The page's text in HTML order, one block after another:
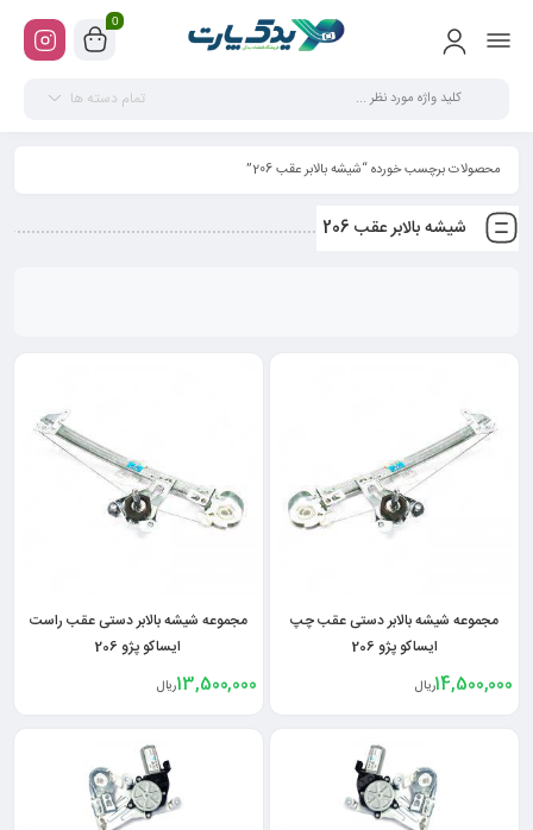
0
تمام دسته ها
محصولات برچسب خورده “شیشه بالابر عقب 206”
شیشه بالابر عقب 206
مجموعه شیشه بالابر دستی عقب چپ
ایساکو پژو 206
14,500,000ریال
مجموعه شیشه بالابر دستی عقب راست
ایساکو پژو 206
13,500,000ریال